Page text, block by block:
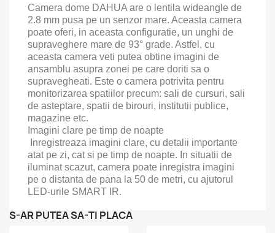
Camera dome DAHUA are o lentila wideangle de
2.8 mm pusa pe un senzor mare. Aceasta camera
poate oferi, in aceasta configuratie, un unghi de
supraveghere mare de 93° grade. Astfel, cu
aceasta camera veti putea obtine imagini de
ansamblu asupra zonei pe care doriti sa o
supravegheati. Este o camera potrivita pentru
monitorizarea spatiilor precum: sali de cursuri, sali
de asteptare, spatii de birouri, institutii publice,
magazine etc.
Imagini clare pe timp de noapte
Inregistreaza imagini clare, cu detalii importante
atat pe zi, cat si pe timp de noapte. In situatii de
iluminat scazut, camera poate inregistra imagini
pe o distanta de pana la 50 de metri, cu ajutorul
LED-urile SMART IR.
S-AR PUTEA SA-TI PLACA